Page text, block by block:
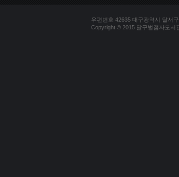
우편번호 42635 대구광역시 달서
Copyright © 2015 달구벌점자도서